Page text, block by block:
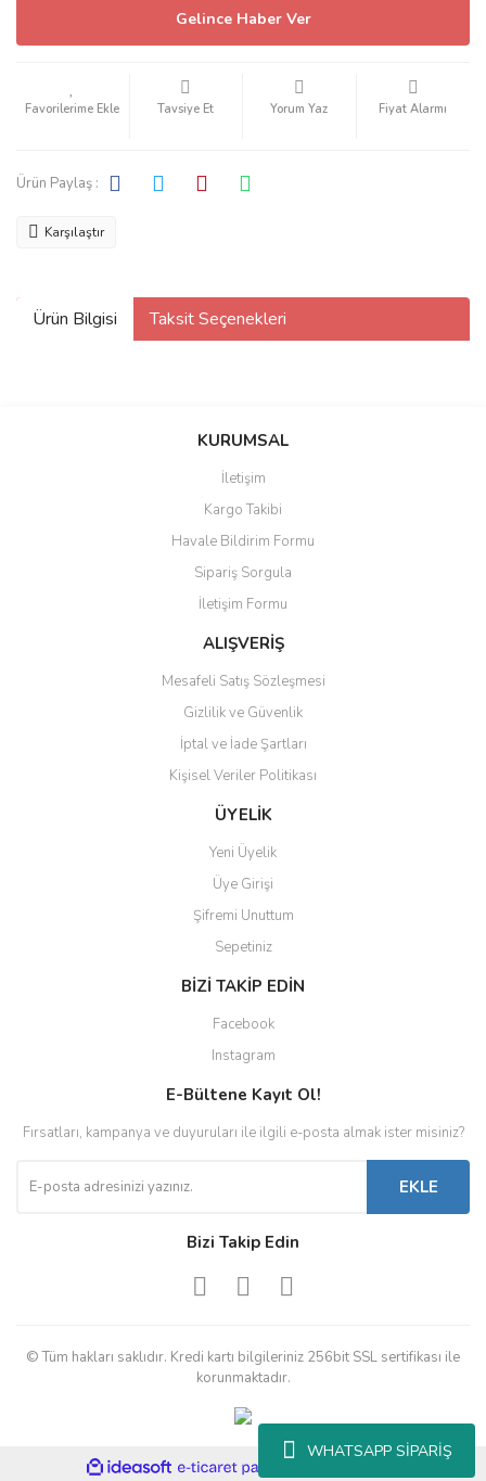
WHATSAPP SİPARİŞ
Gelince Haber Ver
Tavsiye Et Yorum Yaz Fiyat Alarmı
Ürün Paylaş :
Karşılaştır
Ürün Bilgisi Taksit Seçenekleri
KURUMSAL
İletişim
Kargo Takibi
Havale Bildirim Formu
Sipariş Sorgula
İletişim Formu
ALIŞVERİŞ
Mesafeli Satış Sözleşmesi
Gizlilik ve Güvenlik
İptal ve İade Şartları
Kişisel Veriler Politikası
ÜYELİK
Yeni Üyelik
Üye Girişi
Şifremi Unuttum
Sepetiniz
BİZİ TAKİP EDİN
Facebook
Instagram
E-Bültene Kayıt Ol!
Fırsatları, kampanya ve duyuruları ile ilgili e-posta almak ister misiniz?
EKLE
Bizi Takip Edin
© Tüm hakları saklıdır. Kredi kartı bilgileriniz 256bit SSL sertifikası ile
korunmaktadır.
ideasoft